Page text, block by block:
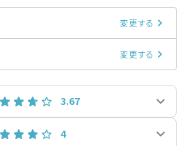
変更する
変更する
3.67
4